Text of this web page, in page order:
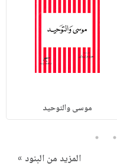
موسى والتوحيد
4
5
المزيد من البنود »